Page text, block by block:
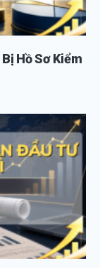
Hồ Sơ Kiểm